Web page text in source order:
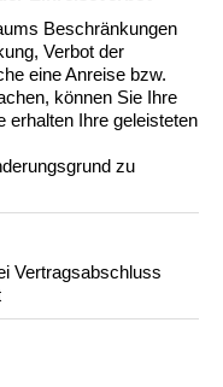
Beschränkungen
Verbot der
eine Anreise bzw.
können Sie Ihre
erhalten Ihre geleisteten
zu
Vertragsabschluss